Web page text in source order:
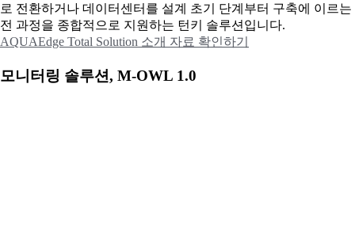
로 전환하거나 데이터센터를 설계 초기 단계부터 구축에 이르는
전 과정을 종합적으로 지원하는 턴키 솔루션입니다.
AQUAEdge Total Solution 소개 자료 확인하기
모니터링 솔루션, M-OWL 1.0